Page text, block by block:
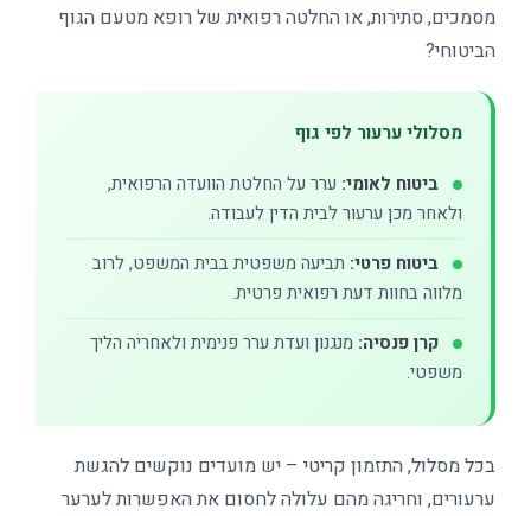
מסמכים, סתירות, או החלטה רפואית של רופא מטעם הגוף
הביטוחי?
מסלולי ערעור לפי גוף
ביטוח לאומי: ערר על החלטת הוועדה הרפואית,
ולאחר מכן ערעור לבית הדין לעבודה.
ביטוח פרטי: תביעה משפטית בבית המשפט, לרוב
מלווה בחוות דעת רפואית פרטית.
קרן פנסיה: מנגנון ועדת ערר פנימית ולאחריה הליך
משפטי.
בכל מסלול, התזמון קריטי – יש מועדים נוקשים להגשת
ערעורים, וחריגה מהם עלולה לחסום את האפשרות לערער